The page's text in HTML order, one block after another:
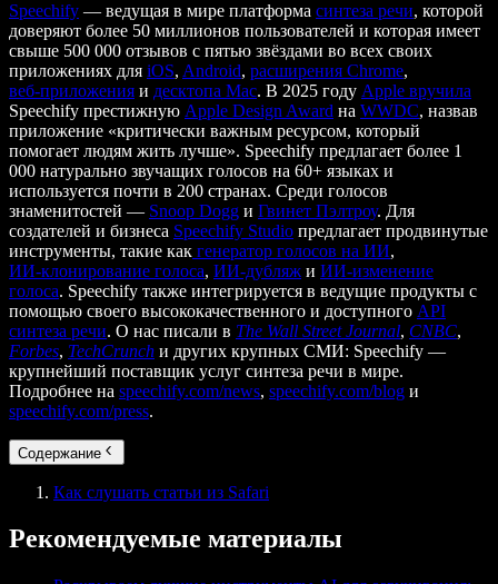
Speechify — ведущая в мире платформа синтеза речи, которой
доверяют более 50 миллионов пользователей и которая имеет
свыше 500 000 отзывов с пятью звёздами во всех своих
приложениях для iOS, Android, расширения Chrome,
веб‑приложения и десктопа Mac. В 2025 году Apple вручила
Speechify престижную Apple Design Award на WWDC, назвав
приложение «критически важным ресурсом, который
помогает людям жить лучше». Speechify предлагает более 1
000 натурально звучащих голосов на 60+ языках и
используется почти в 200 странах. Среди голосов
знаменитостей — Snoop Dogg и Гвинет Пэлтроу. Для
создателей и бизнеса Speechify Studio предлагает продвинутые
инструменты, такие как генератор голосов на ИИ,
ИИ‑клонирование голоса, ИИ‑дубляж и ИИ‑изменение
голоса. Speechify также интегрируется в ведущие продукты с
помощью своего высококачественного и доступного API
синтеза речи. О нас писали в The Wall Street Journal, CNBC,
Forbes, TechCrunch и других крупных СМИ: Speechify —
крупнейший поставщик услуг синтеза речи в мире.
Подробнее на speechify.com/news, speechify.com/blog и
speechify.com/press.
Содержание
Как слушать статьи из Safari
Рекомендуемые материалы